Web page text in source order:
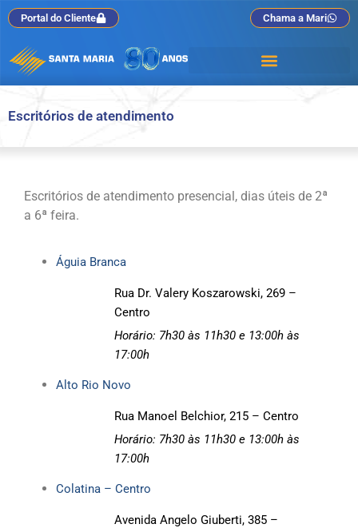
Portal do Cliente Chama a Mari
Escritórios de atendimento
Escritórios de atendimento presencial, dias úteis de 2ª
a 6ª feira.
Águia Branca
Rua Dr. Valery Koszarowski, 269 –
Centro
Horário: 7h30 às 11h30 e 13:00h às
17:00h
Alto Rio Novo
Rua Manoel Belchior, 215 – Centro
Horário: 7h30 às 11h30 e 13:00h às
17:00h
Colatina – Centro
Avenida Angelo Giuberti, 385 –